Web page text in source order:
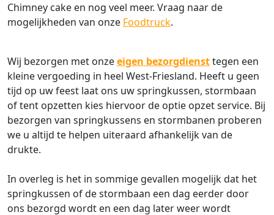
Chimney cake en nog veel meer. Vraag naar de
mogelijkheden van onze Foodtruck.
Wij bezorgen met onzeeigen bezorgdiensttegen een
kleine vergoeding in heel West-Friesland. Heeft u geen
tijd op uw feest laat ons uw springkussen, stormbaan
of tent opzetten kies hiervoor de optie opzet service. Bij
bezorgen van springkussens en stormbanen proberen
we u altijd te helpen uiteraard afhankelijk van de
drukte.
In overleg is het in sommige gevallen mogelijk dat het
springkussen of de stormbaan een dag eerder door
ons bezorgd wordt en een dag later weer wordt